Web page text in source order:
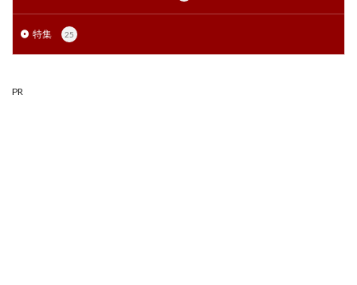
特集 25
PR